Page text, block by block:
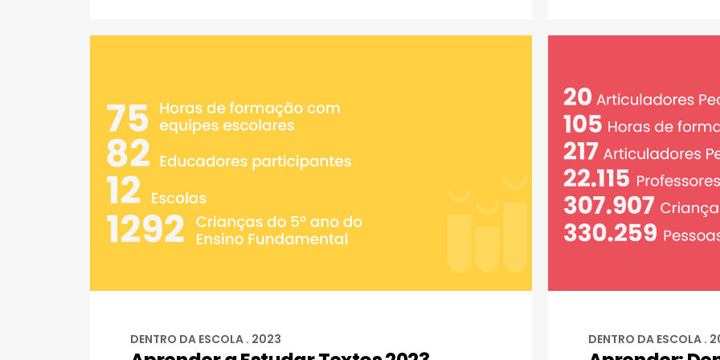
DENTRO DA ESCOLA . 2023 DENTRO DA ESCOLA .